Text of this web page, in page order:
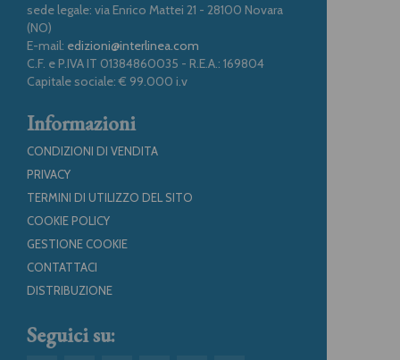
sede legale: via Enrico Mattei 21 - 28100 Novara
(NO)
E-mail: edizioni@interlinea.com
C.F. e P.IVA IT 01384860035 - R.E.A.: 169804
Capitale sociale: € 99.000 i.v
Informazioni
CONDIZIONI DI VENDITA
PRIVACY
TERMINI DI UTILIZZO DEL SITO
COOKIE POLICY
GESTIONE COOKIE
CONTATTACI
DISTRIBUZIONE
Seguici su: